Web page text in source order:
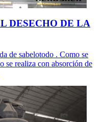
DESECHO DE LA
de sabelotodo . Como se
se realiza con absorción de